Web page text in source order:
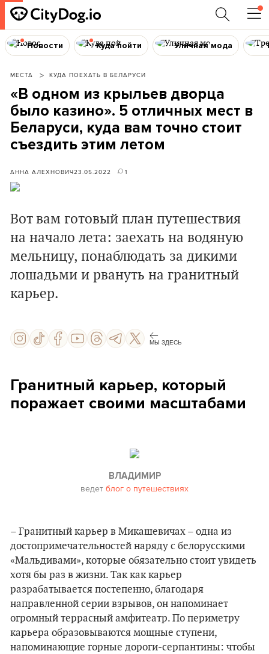
Новости Куда пойти Уличная мода
МЕСТА КУДА ПОЕХАТЬ В БЕЛАРУСИ
«В одном из крыльев дворца
было казино». 5 отличных мест в
Беларуси, куда вам точно стоит
съездить этим летом
АННА АЛЕХНОВИЧ23.05.2022 1
Вот вам готовый план путешествия
на начало лета: заехать на водяную
мельницу, понаблюдать за дикими
лошадьми и рвануть на гранитный
карьер.
МЫ ЗДЕСЬ
Гранитный карьер, который
поражает своими масштабами
ВЛАДИМИР
ведет блог о путешествиях
– Гранитный карьер в Микашевичах – одна из
достопримечательностей наряду с белорусскими
«Мальдивами», которые обязательно стоит увидеть
хотя бы раз в жизни. Так как карьер
разрабатывается постепенно, благодаря
направленной серии взрывов, он напоминает
огромный террасный амфитеатр. По периметру
карьера образовываются мощные ступени,
напоминающие горные дороги-серпантины: чтобы